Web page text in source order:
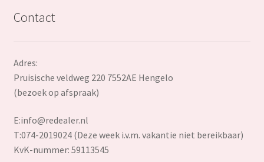
Contact
Adres:
Pruisische veldweg 220 7552AE Hengelo
(bezoek op afspraak)
E:info@redealer.nl
T:074-2019024 (Deze week i.v.m. vakantie niet bereikbaar)
KvK-nummer: 59113545